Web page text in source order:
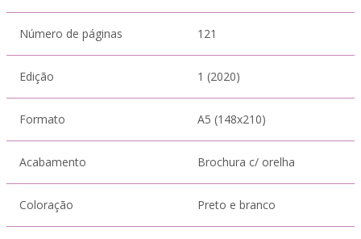
Número de páginas 121
Edição 1 (2020)
Formato A5 (148x210)
Acabamento Brochura c/ orelha
Coloração Preto e branco